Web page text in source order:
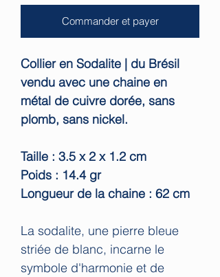
Commander et payer
Collier en Sodalite | du Brésil
vendu avec une chaine en
métal de cuivre dorée, sans
plomb, sans nickel.
Taille : 3.5 x 2 x 1.2 cm
Poids : 14.4 gr
Longueur de la chaine : 62 cm
La sodalite, une pierre bleue
striée de blanc, incarne le
symbole d'harmonie et de